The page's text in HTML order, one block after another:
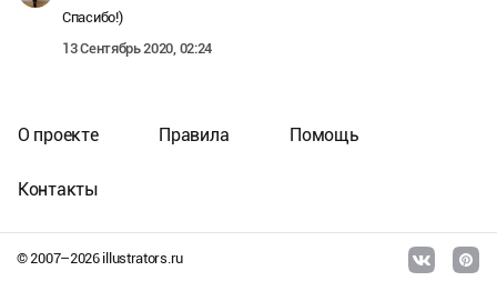
Спасибо!)
13 Сентябрь 2020, 02:24
© 2007–2026illustrators.ru
О проекте Правила Помощь
Контакты